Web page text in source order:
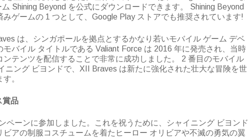
Shining Beyond を公式にダウンロードできます。 Shining Beyond
ゲームの 1 つとして、Google Play ストアでも推奨されています!
は、シンガポールを拠点とするかなり若いモバイル ゲーム デベ
モバイル タイトルである Valiant Force は 2016 年に発売され、当時
テンツを配信することで非常に成功しました。 2 番目のモバイル
ニング ビヨンドで、XII Braves は新たに強化された壮大な冒険を世
。
賞品
ペーンに参加しました。これを祝うために、シャイニング ビヨンド
アの制服コスチュームを着たヒーロー オリビアや不滅の勇気の翼